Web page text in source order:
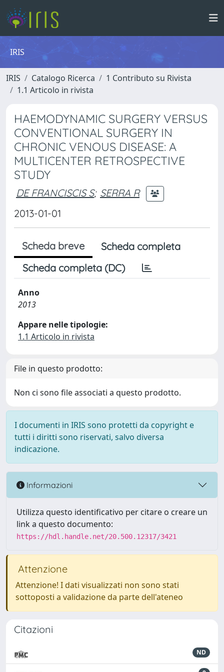
IRIS
IRIS Catalogo Ricerca
1 Contributo su Rivista
1.1 Articolo in rivista
HAEMODYNAMIC SURGERY VERSUS
CONVENTIONAL SURGERY IN
CHRONIC VENOUS DISEASE: A
MULTICENTER RETROSPECTIVE
STUDY
DE FRANCISCIS S; SERRA R
2013-01-01
Scheda breve
Scheda completa
Scheda completa (DC)
Anno
2013
Appare nelle tipologie:
1.1 Articolo in rivista
File in questo prodotto:
Non ci sono file associati a questo prodotto.
I documenti in IRIS sono protetti da copyright e
tutti i diritti sono riservati, salvo diversa
indicazione.
Informazioni
Utilizza questo identificativo per citare o creare un
link a questo documento:
https://hdl.handle.net/20.500.12317/3421
Attenzione
Attenzione! I dati visualizzati non sono stati
sottoposti a validazione da parte dell'ateneo
Citazioni
ND